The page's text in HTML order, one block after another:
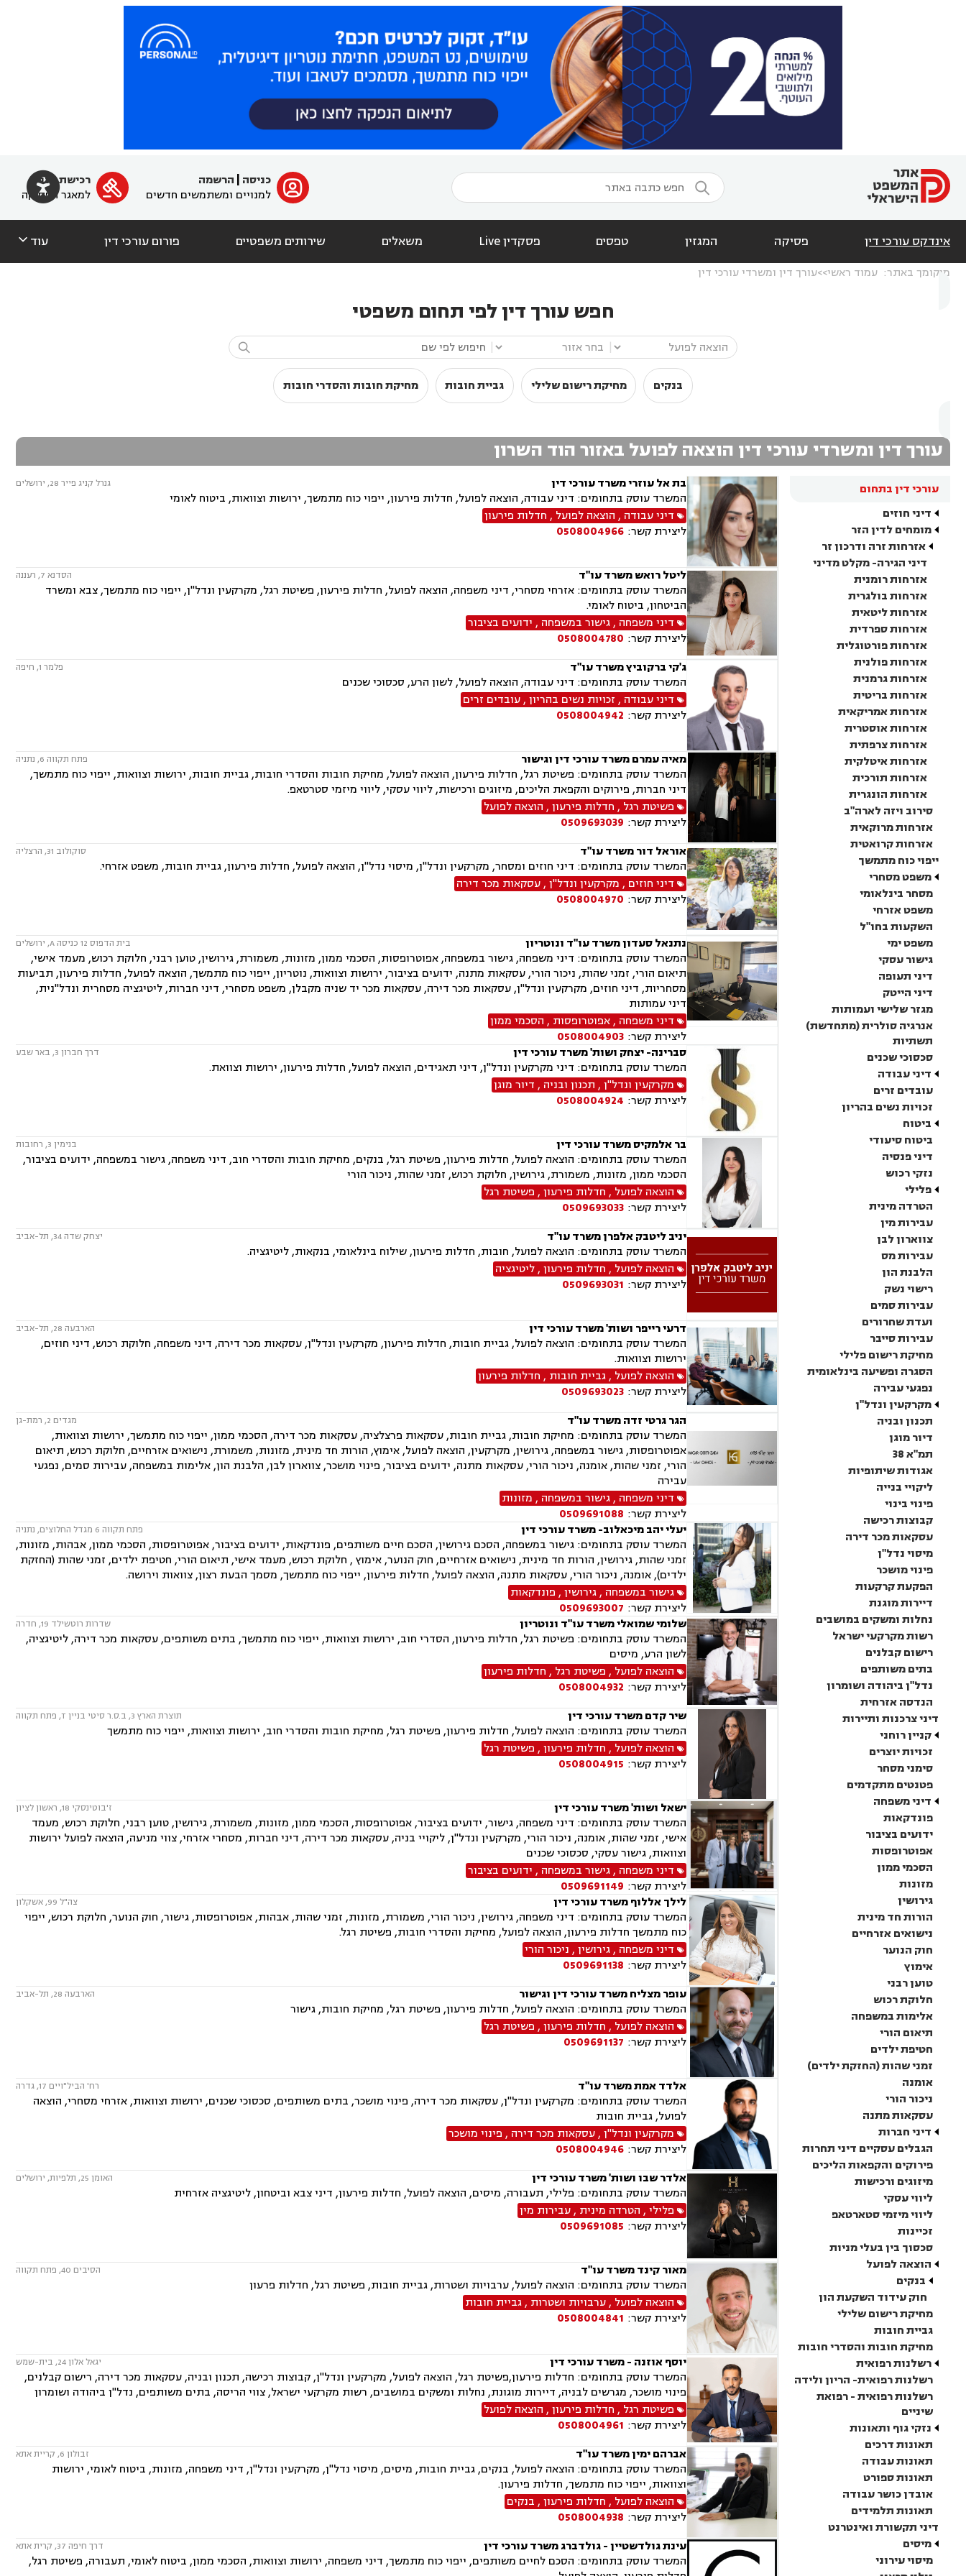
  ﱐ כניסה
הרשמה
למנויים ומשתמשים חדשים

רכישת מנוי
למאגר הפסיקה
אינדקס עורכי דין פסיקה המגזין טפסים פסקדין Live משאלים שירותים משפטיים פורום עורכי דין עוד 
מיקומך באתר: עמוד ראשי עורך דין ומשרדי עורכי דין
חפש עורך דין לפי תחום משפטי

בנקים מחיקת רישום שלילי גביית חובות מחיקת חובות והסדרי חובות
עורך דין ומשרדי עורכי דין הוצאה לפועל באזור הוד השרון
עורכי דין בתחום
דיני חוזים
מומחים לדין הזר
אזרחות זרה ודרכון זר
דיני הגירה- מקלט מדיני
אזרחות רומנית
אזרחות בולגרית
אזרחות ליטאית
אזרחות ספרדית
אזרחות פורטוגלית
אזרחות פולנית
אזרחות גרמנית
אזרחות בריטית
אזרחות אמריקאית
אזרחות אוסטרית
אזרחות צרפתית
אזרחות איטלקית
אזרחות תורכית
אזרחות הונגרית
סירוב ויזה לארה"ב
אזרחות מרוקאית
אזרחות קרואטית
ייפוי כוח מתמשך
משפט מסחרי
מסחר בינלאומי
משפט אזרחי
השקעות בחו"ל
משפט ימי
גישור עסקי
דיני תעופה
דיני הייטק
מגזר שלישי ועמותות
אנרגיה סולרית (מתחדשת)
תשתיות
סכסוכי שכנים
דיני עבודה
עובדים זרים
זכויות נשים בהריון
ביטוח
ביטוח סיעודי
דיני פנסיה
נזקי רכוש
פלילי
הטרדה מינית
עבירות מין
צווארון לבן
עבירות מס
הלבנת הון
רישוי נשק
עבירות סמים
ועדת שחרורים
עבירות סייבר
מחיקת רישום פלילי
הסגרה ופשיעה בינלאומית
נפגעי עבירה
מקרקעין ונדל"ן
תכנון ובניה
דיור מוגן
תמ"א 38
אגודות שיתופיות
ליקויי בנייה
פינוי בינוי
קבוצות רכישה
עסקאות מכר דירה
מיסוי נדל"ן
פינוי מושכר
הפקעת קרקעות
דיירות מוגנת
נחלות ומשקים במושבים
רשות מקרקעי ישראל
רישום קבלנים
בתים משותפים
נדל"ן ביהודה ושומרון
הנדסה אזרחית
דיני צרכנות ותיירות
קניין רוחני
זכויות יוצרים
סימני מסחר
פטנטים מתקדמים
דיני משפחה
פונדקאות
ידועים בציבור
אפוטרופסות
הסכמי ממון
מזונות
גירושין
הורות חד מינית
נישואים אזרחיים
חוק הנוער
אימוץ
טוען רבני
חלוקת רכוש
אלימות במשפחה
תיאום הורי
חטיפת ילדים
זמני שהות (החזקת ילדים)
אומנה
ניכור הורי
עסקאות מתנה
דיני חברות
הגבלים עסקיים דיני תחרות
פירוקים והקפאות הליכים
מיזוגים ורכישות
ליווי עסקי
ליווי מיזמי סטארטאפ
זכיינות
סכסוך בין בעלי מניות
הוצאה לפועל
בנקים
חוק עידוד השקעת הון
מחיקת רישום שלילי
גביית חובות
מחיקת חובות והסדרי חובות
רשלנות רפואית
רשלנות רפואית- הריון ולידה
רשלנות רפואית - רפואת
שיניים
נזקי גוף ותאונות
תאונות דרכים
תאונות עבודה
תאונות ספורט
אובדן כושר עבודה
תאונות תלמידים
דיני תקשורת ואינטרנט
מיסים
מיסוי עירוני
בת אל עוזרי משרד עורכי דין גנרל קניג פייר 28, ירושלים
המשרד עוסק בתחומים: דיני עבודה, הוצאה לפועל, חדלות פירעון, ייפוי כוח מתמשך, ירושות וצוואות, ביטוח לאומי
דיני עבודה , הוצאה לפועל , חדלות פירעון
ליצירת קשר: 0508004966
ליטל רואש משרד עו"ד הסדנא 7, רעננה
המשרד עוסק בתחומים: אזרחי מסחרי, דיני משפחה, הוצאה לפועל, חדלות פירעון, פשיטת רגל, מקרקעין ונדל"ן, ייפוי כוח מתמשך, צבא ומשרד
הביטחון, ביטוח לאומי.
דיני משפחה ,גישור במשפחה , ידועים בציבור
ליצירת קשר: 0508004780
ג'קי ברקוביץ משרד עו"ד
פלמר 1, חיפה
המשרד עוסק בתחומים: דיני עבודה, הוצאה לפועל, לשון הרע, סכסוכי שכנים
דיני עבודה , זכויות נשים בהריון,עובדים זרים
ליצירת קשר: 0508004942
מאיה עמרם משרד עורכי דין וגישור פתח תקווה 6, נתניה
המשרד עוסק בתחומים: פשיטת רגל, חדלות פירעון, הוצאה לפועל, מחיקת חובות והסדרי חובות, גביית חובות, ירושות וצוואות, ייפוי כוח מתמשך,
דיני חברות, פירוקים והקפאת הליכים, מיזוגים ורכישות, ליווי עסקי, ליווי מיזמי סטרטאפ.
פשיטת רגל , חדלות פירעון, הוצאה לפועל
ליצירת קשר: 0509693039
אוראל דור משרד עו"ד
סוקולוב 31, הרצליה
המשרד עוסק בתחומים: דיני חוזים ומסחר, מקרקעין ונדל"ן, מיסוי נדל"ן, הוצאה לפועל, חדלות פירעון, גביית חובות, משפט אזרחי.
דיני חוזים , מקרקעין ונדל"ן,עסקאות מכר דירה
ליצירת קשר: 0508004970
נתנאל סעדון משרד עו"ד ונוטריון בית הדפוס 12 כניסה A, ירושלים
המשרד עוסק בתחומים: דיני משפחה, גישור במשפחה, אפוטרופסות, הסכמי ממון, מזונות, משמורת, גירושין, טוען רבני, חלוקת רכוש, מעמד אישי,
תיאום הורי, זמני שהות, ניכור הורי, עסקאות מתנה, ידועים בציבור, ירושות וצוואות, נוטריון, ייפוי כוח מתמשך, הוצאה לפועל, חדלות פירעון, תביעות
מסחריות, דיני חוזים, מקרקעין ונדל"ן, עסקאות מכר דירה, עסקאות מכר יד שניה מקבלן, משפט מסחרי, דיני חברות, ליטיגציה מסחרית ונדל"נית,
דיני עמותות
דיני משפחה ,אפוטרופסות , הסכמי ממון
ליצירת קשר: 0508004903
סברינה- יצחק ושות' משרד עורכי דין
דרך חברון 3, באר שבע
המשרד עוסק בתחומים: דיני מקרקעין ונדל"ן, דיני תאגידים, הוצאה לפועל, חדלות פירעון, ירושות וצוואת.
מקרקעין ונדל"ן, תכנון ובניה , דיור מוגן
ליצירת קשר: 0508004924
בר אלמקיס משרד עורכי דין בנימין 3, רחובות
המשרד עוסק בתחומים: הוצאה לפועל, חדלות פירעון, פשיטת רגל, בנקים, מחיקת חובות והסדרי חוב, דיני משפחה, גישור במשפחה, ידועים בציבור,
הסכמי ממון, מזונות, משמורת, גירושין, חלוקת רכוש, זמני שהות, ניכור הורי
הוצאה לפועל , חדלות פירעון, פשיטת רגל
ליצירת קשר: 0509693033
יניב ליטבק אלפרן משרד עו"ד
יצחק שדה 34, תל-אביב
המשרד עוסק בתחומים: הוצאה לפועל, חובות, חדלות פירעון, שילוח בינלאומי, בנקאות, ליטיגציה.
הוצאה לפועל , חדלות פירעון,ליטיגציה
ליצירת קשר: 0509693031
דרעי רייפר ושות' משרד עורכי דין הארבעה 28, תל-אביב
המשרד עוסק בתחומים: הוצאה לפועל, גביית חובות, חדלות פירעון, מקרקעין ונדל"ן, עסקאות מכר דירה, דיני משפחה, חלוקת רכוש, דיני חוזים,
ירושות וצוואות.
הוצאה לפועל ,גביית חובות , חדלות פירעון
ליצירת קשר: 0509693023
הגר גרטי זדה משרד עו"ד
מגדים 2, רמת-גן
המשרד עוסק בתחומים: מחיקת חובות, גביית חובות, עסקאות פרצלציה, עסקאות מכר דירה, הסכמי ממון, ייפוי כוח מתמשך, ירושות וצוואות,
אפוטרופסות, גישור במשפחה, גירושין, מקרקעין, הוצאה לפועל, אימוץ, הורות חד מינית, מזונות, משמורת, נישואים אזרחיים, חלוקת רכוש, תיאום
הורי, זמני שהות, אומנה, ניכור הורי, עסקאות מתנה, ידועים בציבור, פינוי מושכר, צווארון לבן, הלבנת הון, אלימות במשפחה, עבירות סמים, נפגעי
עבירה
דיני משפחה ,גישור במשפחה , מזונות
ליצירת קשר: 0509691088
יעלי יהב מיכאלוב- משרד עורכי דין
פתח תקווה 6 מגדל החלוצים, נתניה
המשרד עוסק בתחומים: גישור במשפחה, הסכם גירושין, הסכם חיים משותפים, פונדקאות, ידועים בציבור, אפוטרופסות, הסכמי ממון, אבהות, מזונות,
זמני שהות, גירושין, הורות חד מינית, נישואים אזרחיים, חוק הנוער, אימוץ , חלוקת רכוש, מעמד אישי, תיאום הורי, חטיפת ילדים, זמני שהות (החזקת
ילדים), אומנה, ניכור הורי, עסקאות מתנה, הוצאה לפועל, חדלות פירעון, ייפוי כוח מתמשך, מסמך הבעת רצון, צוואות וירושה.
גישור במשפחה ,גירושין, פונדקאות
ליצירת קשר: 0509693007
שלומי שמואלי משרד עו"ד ונוטריון
שדרות רוטשילד 19, חדרה
המשרד עוסק בתחומים: פשיטת רגל, חדלות פירעון, הסדרי חוב, ירושות וצוואות, ייפוי כוח מתמשך, בתים משותפים, עסקאות מכר דירה, ליטיגציה,
לשון הרע, מיסים
הוצאה לפועל , פשיטת רגל , חדלות פירעון
ליצירת קשר: 0508004932
שיר קדם משרד עורכי דין
תוצרת הארץ 3, ב.ס.ר סיטי בניין T, פתח תקווה
המשרד עוסק בתחומים: הוצאה לפועל, חדלות פירעון, פשיטת רגל, מחיקת חובות והסדרי חוב, ירושות וצוואות, ייפוי כוח מתמשך
הוצאה לפועל , חדלות פירעון, פשיטת רגל
ליצירת קשר: 0508004915
ישאל ושות' משרד עורכי דין ז'בוטינסקי 18, ראשון לציון
המשרד עוסק בתחומים: דיני משפחה, גישור, ידועים בציבור, אפוטרופסות, הסכמי ממון, מזונות, משמורת, גירושין, טוען רבני, חלוקת רכוש, מעמד
אישי, זמני שהות, אומנה, ניכור הורי, מקרקעין ונדל"ן, ליקויי בניה, עסקאות מכר דירה, דיני חברות, מסחרי אזרחי, צווי מניעה, הוצאה לפועל ירושות
וצוואות, גישור עסקי, סכסוכי שכנים
דיני משפחה ,גישור במשפחה , ידועים בציבור
ליצירת קשר: 0509691149
לילך אללוף משרד עורכי דין
צה"ל 99, אשקלון
המשרד עוסק בתחומים: דיני משפחה, גירושין, ניכור הורי, משמורת, מזונות, זמני שהות, אבהות, אפוטרופסות, גישור, חוק הנוער, חלוקת רכוש, ייפוי
כוח מתמשך חדלות פירעון, הוצאה לפועל, מחיקת והסדרי חובות, פשיטת רגל.
דיני משפחה ,גירושין, ניכור הורי
ליצירת קשר: 0509691138
עופר מצליח משרד עורכי דין וגישור
הארבעה 28, תל-אביב
המשרד עוסק בתחומים: הוצאה לפועל, חדלות פירעון, פשיטת רגל, מחיקת חובות, גישור
הוצאה לפועל , חדלות פירעון, פשיטת רגל
ליצירת קשר: 0509691137
אלדד אמת משרד עו"ד רח' הביל"ויים 17, גדרה
המשרד עוסק בתחומים: מקרקעין ונדל"ן, עסקאות מכר דירה, פינוי מושכר, בתים משותפים, סכסוכי שכנים, ירושות וצוואות, אזרחי מסחרי, הוצאה
לפועל, גביית חובות
מקרקעין ונדל"ן,עסקאות מכר דירה , פינוי מושכר
ליצירת קשר: 0508004946
אלדר שבו ושות' משרד עורכי דין
האומן 25, תלפיות, ירושלים
המשרד עוסק בתחומים: פלילי, תעבורה, מיסים, הוצאה לפועל, חדלות פירעון, דיני צבא וביטחון, ליטיגציה אזרחית
פלילי, הטרדה מינית ,עבירות מין
ליצירת קשר: 0509691085
מאור קינד משרד עו"ד הסיבים 40, פתח תקווה
המשרד עוסק בתחומים: הוצאה לפועל, ערבויות ושטרות, גביית חובות, פשיטת רגל, חדלות פרעון
הוצאה לפועל ,ערבויות ושטרות ,גביית חובות
ליצירת קשר: 0508004841
יוסף אוזנה - משרד עורכי דין יגאל אלון 24, בית-שמש
המשרד עוסק בתחומים: חדלות פירעון,פשיטת רגל, הוצאה לפועל, מקרקעין ונדל"ן, קבוצות רכישה, תכנון ובניה, עסקאות מכר דירה, רישום קבלנים,
פינוי מושכר, מגרשים לבניה, דיירות מוגונת, נחלות ומשקים במושבים, רשות מקרקעי ישראל, צווי הריסה, בתים משותפים, נדל"ן ביהודה ושומרון
פשיטת רגל , חדלות פירעון, הוצאה לפועל
ליצירת קשר: 0508004961
אברהם ימין משרד עו"ד
זבולון 6, קריית אתא
המשרד עוסק בתחומים: הוצאה לפועל, בנקים, גביית חובות, מיסים, מיסוי נדל"ן, מקרקעין ונדל"ן, דיני משפחה, מזונות, ביטוח לאומי, ירושות
וצוואות, ייפוי כוח מתמשך, חדלות פירעון.
הוצאה לפועל , חדלות פירעון, בנקים
ליצירת קשר: 0508004938
עינת גולדשטיין - גולדברג משרד עורכי דין
דרך חיפה 37, קרית אתא
המשרד עוסק בתחומים: הסכם לחיים משותפים, ייפוי כוח מתמשך, דיני משפחה, ירושות וצוואות, הסכמי ממון, ביטוח לאומי, תעבורה, פשיטת רגל,